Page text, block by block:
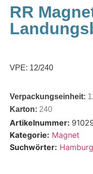
RR
VPE: 12/240
Verpackungseinheit:
Karton: 240
Artikelnummer:
Kategorie: Magnet
Suchwörter: Hamburg